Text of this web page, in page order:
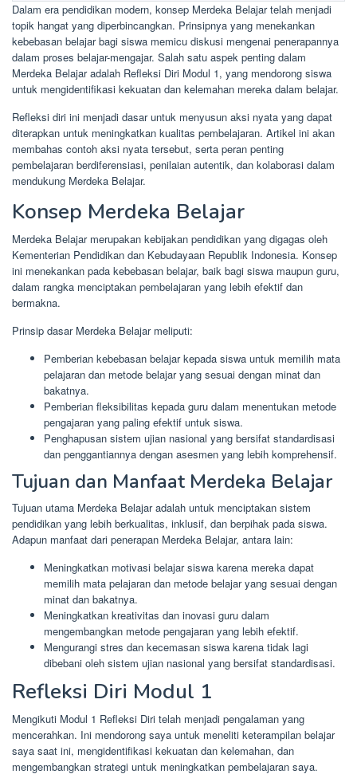
Dalam era pendidikan modern, konsep Merdeka Belajar telah menjadi
topik hangat yang diperbincangkan. Prinsipnya yang menekankan
kebebasan belajar bagi siswa memicu diskusi mengenai penerapannya
dalam proses belajar-mengajar. Salah satu aspek penting dalam
Merdeka Belajar adalah Refleksi Diri Modul 1, yang mendorong siswa
untuk mengidentifikasi kekuatan dan kelemahan mereka dalam belajar.
Refleksi diri ini menjadi dasar untuk menyusun aksi nyata yang dapat
diterapkan untuk meningkatkan kualitas pembelajaran. Artikel ini akan
membahas contoh aksi nyata tersebut, serta peran penting
pembelajaran berdiferensiasi, penilaian autentik, dan kolaborasi dalam
mendukung Merdeka Belajar.
Konsep Merdeka Belajar
Merdeka Belajar merupakan kebijakan pendidikan yang digagas oleh
Kementerian Pendidikan dan Kebudayaan Republik Indonesia. Konsep
ini menekankan pada kebebasan belajar, baik bagi siswa maupun guru,
dalam rangka menciptakan pembelajaran yang lebih efektif dan
bermakna.
Prinsip dasar Merdeka Belajar meliputi:
Pemberian kebebasan belajar kepada siswa untuk memilih mata
pelajaran dan metode belajar yang sesuai dengan minat dan
bakatnya.
Pemberian fleksibilitas kepada guru dalam menentukan metode
pengajaran yang paling efektif untuk siswa.
Penghapusan sistem ujian nasional yang bersifat standardisasi
dan penggantiannya dengan asesmen yang lebih komprehensif.
Tujuan dan Manfaat Merdeka Belajar
Tujuan utama Merdeka Belajar adalah untuk menciptakan sistem
pendidikan yang lebih berkualitas, inklusif, dan berpihak pada siswa.
Adapun manfaat dari penerapan Merdeka Belajar, antara lain:
Meningkatkan motivasi belajar siswa karena mereka dapat
memilih mata pelajaran dan metode belajar yang sesuai dengan
minat dan bakatnya.
Meningkatkan kreativitas dan inovasi guru dalam
mengembangkan metode pengajaran yang lebih efektif.
Mengurangi stres dan kecemasan siswa karena tidak lagi
dibebani oleh sistem ujian nasional yang bersifat standardisasi.
Refleksi Diri Modul 1
Mengikuti Modul 1 Refleksi Diri telah menjadi pengalaman yang
mencerahkan. Ini mendorong saya untuk meneliti keterampilan belajar
saya saat ini, mengidentifikasi kekuatan dan kelemahan, dan
mengembangkan strategi untuk meningkatkan pembelajaran saya.